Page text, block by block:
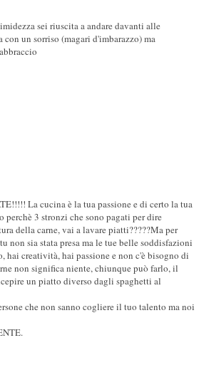
sei riuscita a andare davanti alle
con un sorriso (magari d'imbarazzo) ma
La cucina è la tua passione e di certo la tua
perchè 3 stronzi che sono pagati per dire
della carne, vai a lavare piatti?????Ma per
sia stata presa ma le tue belle soddisfazioni
hai creatività, hai passione e non c'è bisogno di
non significa niente, chiunque può farlo, il
un piatto diverso dagli spaghetti al
che non sanno cogliere il tuo talento ma noi